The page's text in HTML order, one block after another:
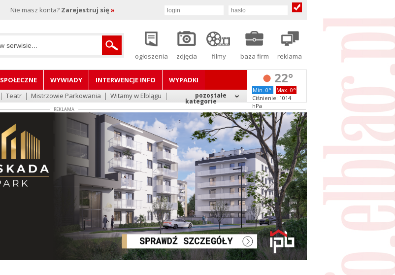
Nie masz konta? Zarejestruj się »
ogłoszenia zdjęcia filmy baza firm reklama
SPOŁECZNE WYWIADY INTERWENCJE INFO
WYPADKI
Teatr Mistrzowie Parkowania Witamy w Elblągu pozostałe
kategorie
22°
Min. 0°
Max. 0°
Ciśnienie: 1014
hPa
REKLAMA